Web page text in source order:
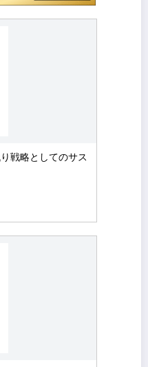
戦略としてのサス